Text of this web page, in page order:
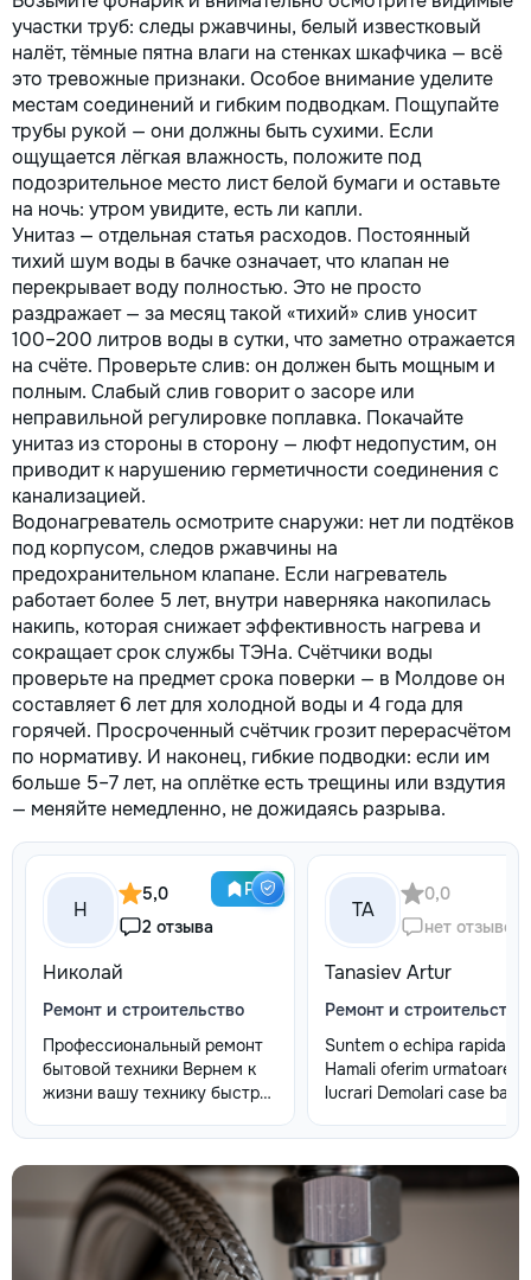
участки труб: следы ржавчины, белый известковый
налёт, тёмные пятна влаги на стенках шкафчика — всё
это тревожные признаки. Особое внимание уделите
местам соединений и гибким подводкам. Пощупайте
трубы рукой — они должны быть сухими. Если
ощущается лёгкая влажность, положите под
подозрительное место лист белой бумаги и оставьте
на ночь: утром увидите, есть ли капли.
Унитаз — отдельная статья расходов. Постоянный
тихий шум воды в бачке означает, что клапан не
перекрывает воду полностью. Это не просто
раздражает — за месяц такой «тихий» слив уносит
100–200 литров воды в сутки, что заметно отражается
на счёте. Проверьте слив: он должен быть мощным и
полным. Слабый слив говорит о засоре или
неправильной регулировке поплавка. Покачайте
унитаз из стороны в сторону — люфт недопустим, он
приводит к нарушению герметичности соединения с
канализацией.
Водонагреватель осмотрите снаружи: нет ли подтёков
под корпусом, следов ржавчины на
предохранительном клапане. Если нагреватель
работает более 5 лет, внутри наверняка накопилась
накипь, которая снижает эффективность нагрева и
сокращает срок службы ТЭНа. Счётчики воды
проверьте на предмет срока поверки — в Молдове он
составляет 6 лет для холодной воды и 4 года для
горячей. Просроченный счётчик грозит перерасчётом
по нормативу. И наконец, гибкие подводки: если им
больше 5–7 лет, на оплётке есть трещины или вздутия
— меняйте немедленно, не дожидаясь разрыва.
Pro
Н
5,0
2 отзыва
Николай
Ремонт и строительство
Профессиональный ремонт
бытовой техники Вернем к
жизни вашу технику быстро,
главные преимущества: ⏱️
Выезд на дом: Работаем во
всех районах и пригородах.
Мастер приедет в течение 1–
2 часов после заявки. 📉
Цены ниже сервисных:
TA
0,0
нет отзывов
Tanasiev Artur
Ремонт и строительство
Suntem o echipa rapida de
Hamali oferim urmatoarele
lucrari Demolari case
elemente din beton,ziduri.
demontarea acoperisului -
Demontat confectii
Decopertat pereti de
sapa - Decapare diferite